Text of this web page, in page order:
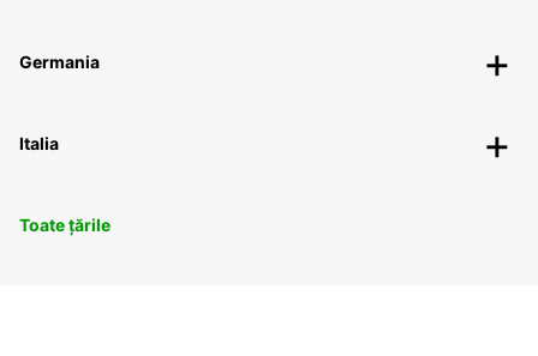
Germania
Italia
Toate țările